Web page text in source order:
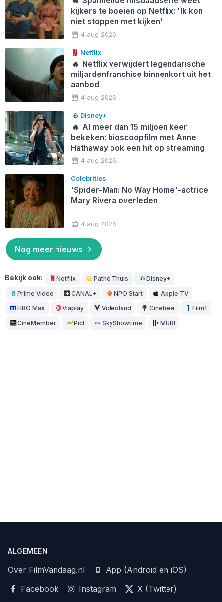
kijkers te boeien op Netflix: 'Ik kon
niet stoppen met kijken'
4 aug 2026
Netflix
🔥 Netflix verwijdert legendarische
miljardenfranchise binnenkort uit het
aanbod
4 aug 2026
Disney+
🔥 Al meer dan 15 miljoen keer
bekeken: bioscoopfilm met Anne
Hathaway ook een hit op streaming
4 aug 2026
Celebrities
'Spider-Man: No Way Home'-actrice
Mary Rivera overleden
4 aug 2026
Nog meer nieuws
Bekijk ook: Netflix Pathé Thuis Disney+
Prime Video CANAL+ NPO Start Apple TV
HBO Max Viaplay Videoland Cinetree Film1
CineMember Picl SkyShowtime MUBI
ALGEMEEN
Over FilmVandaag.nl
App (Android en iOS)
Facebook
Instagram
X (Twitter)